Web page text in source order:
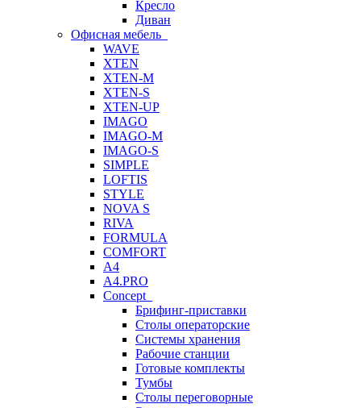
Кресло
Диван
Офисная мебель
WAVE
XTEN
XTEN-M
XTEN-S
XTEN-UP
IMAGO
IMAGO-M
IMAGO-S
SIMPLE
LOFTIS
STYLE
NOVA S
RIVA
FORMULA
COMFORT
A4
A4.PRO
Concept
Брифинг-приставки
Столы операторские
Системы хранения
Рабочие станции
Готовые комплекты
Тумбы
Столы переговорные